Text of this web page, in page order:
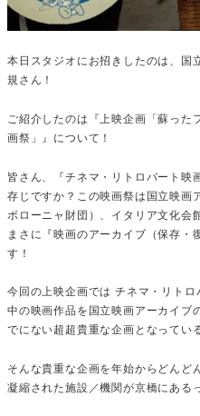
本日スタジオにお招きしたのは、国
規さん！
ご紹介したのは『上映企画「蘇った
画祭」』について！
皆さん、『チネマ・リトロバート映
存じですか？この映画祭は国立映画
ボローニャ財団）、イタリア文化会
まさに『映画のアーカイブ（保存
す！
今回の上映企画では チネマ・リト
中の映画作品を国立映画アーカイブ
でにない超超貴重な企画となってい
そんな貴重な企画を年始からどんど
凝縮された施設／機関が京橋にある